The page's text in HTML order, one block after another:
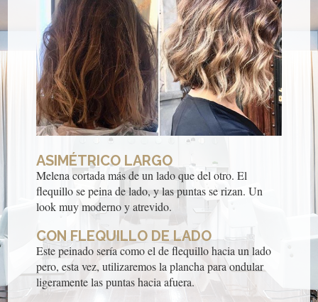
ASIMÉTRICO LARGO
Melena cortada más de un lado que del otro. El
flequillo se peina de lado, y las puntas se rizan. Un
look muy moderno y atrevido.
CON FLEQUILLO DE LADO
Este peinado sería como el de flequillo hacia un lado
pero, esta vez, utilizaremos la plancha para ondular
ligeramente las puntas hacia afuera.